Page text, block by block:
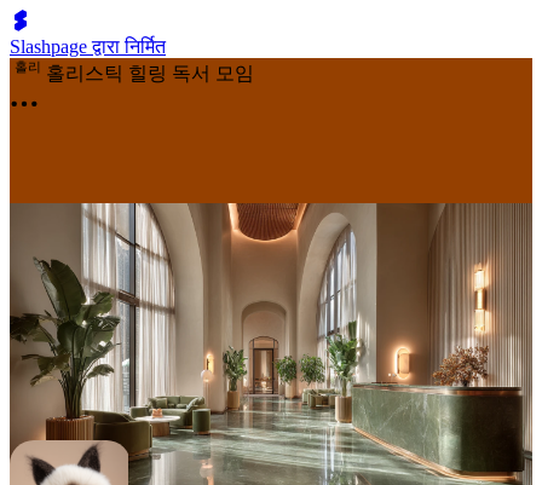
Slashpage द्वारा निर्मित
홀리 홀리스틱 힐링 독서 모임